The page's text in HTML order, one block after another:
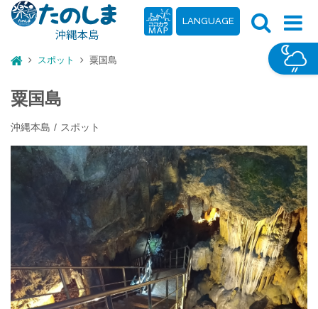
LANGUAGE
スポット 粟国島
粟国島
沖縄本島 スポット